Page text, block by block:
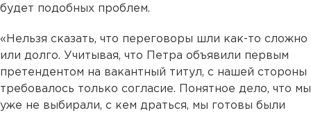
будет подобных проблем.
«Нельзя сказать, что переговоры шли как-то сложно
или долго. Учитывая, что Петра объявили первым
претендентом на вакантный титул, с нашей стороны
требовалось только согласие. Понятное дело, что мы
уже не выбирали, с кем драться, мы готовы были